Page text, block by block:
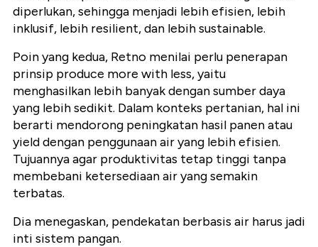
diperlukan, sehingga menjadi lebih efisien, lebih
inklusif, lebih resilient, dan lebih sustainable.
Poin yang kedua, Retno menilai perlu penerapan
prinsip produce more with less, yaitu
menghasilkan lebih banyak dengan sumber daya
yang lebih sedikit. Dalam konteks pertanian, hal ini
berarti mendorong peningkatan hasil panen atau
yield dengan penggunaan air yang lebih efisien.
Tujuannya agar produktivitas tetap tinggi tanpa
membebani ketersediaan air yang semakin
terbatas.
Dia menegaskan, pendekatan berbasis air harus jadi
inti sistem pangan.